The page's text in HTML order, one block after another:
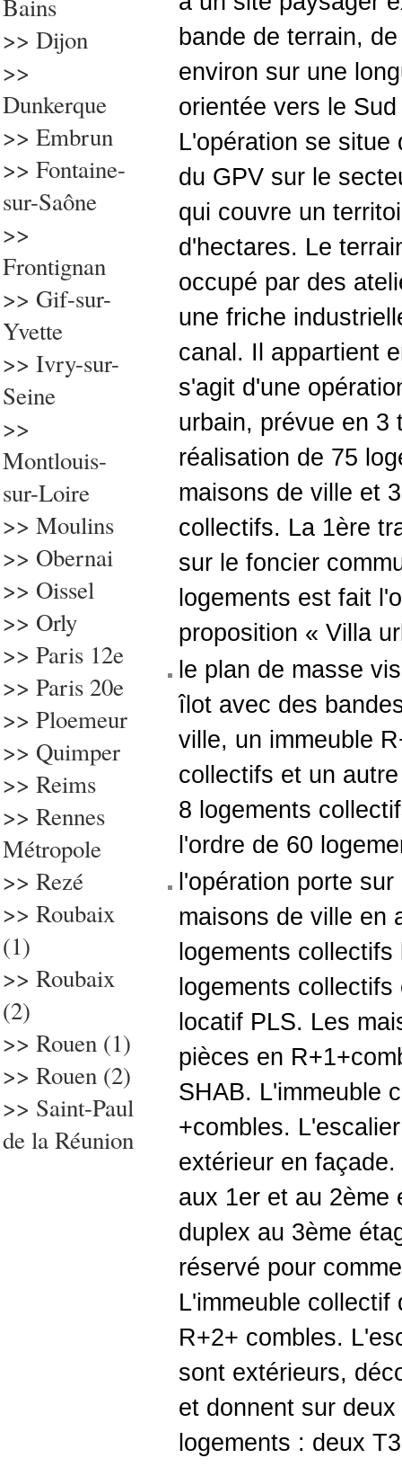
Bains
>> Dijon
>>
Dunkerque
>> Embrun
>> Fontaine-
sur-Saône
>>
Frontignan
>> Gif-sur-
Yvette
>> Ivry-sur-
Seine
>>
Montlouis-
sur-Loire
>> Moulins
>> Obernai
>> Oissel
>> Orly
>> Paris 12e
>> Paris 20e
>> Ploemeur
>> Quimper
>> Reims
>> Rennes
Métropole
>> Rezé
>> Roubaix
(1)
>> Roubaix
(2)
>> Rouen (1)
>> Rouen (2)
>> Saint-Paul
de la Réunion
bande de terrain,
environ sur une
orientée vers le
L'opération se situe
du GPV sur le
qui couvre un
d'hectares. Le
occupé par des
une friche
canal. Il appartient
s'agit d'une
urbain, prévue en 3
réalisation de 75
maisons de ville et
collectifs. La 1ère
sur le foncier
logements est fait
proposition « Villa
le plan de masse
îlot avec des
ville, un immeuble
collectifs et un
8 logements
l'ordre de 60
l'opération porte
maisons de ville en
logements
logements
locatif PLS. Les
pièces en
SHAB. L'immeuble
+combles.
extérieur en
aux 1er et au 2ème
duplex au 3ème
réservé pour
L'immeuble collectif
R+2+ combles.
sont extérieurs,
et donnent sur
logements : deux